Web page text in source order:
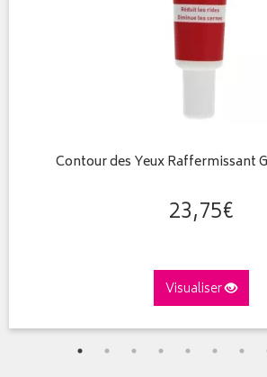
Contour des Yeux Raffermissant
23,75€
Visualiser